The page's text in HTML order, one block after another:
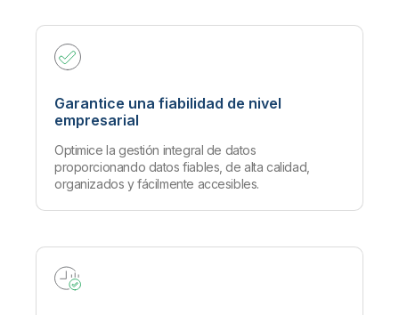
Garantice una fiabilidad de nivel
empresarial
Optimice la gestión integral de datos
proporcionando datos fiables, de alta calidad,
organizados y fácilmente accesibles.